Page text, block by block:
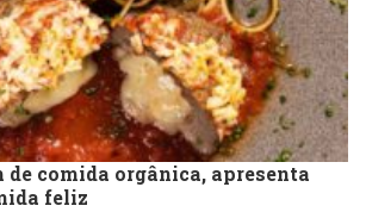
de comida orgânica, apresenta
feliz